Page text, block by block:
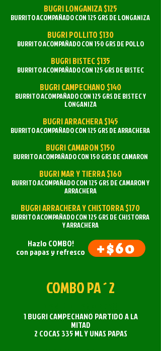
BUGRI LONGANIZA $125
BURRITO ACOMPAÑADO CON 125 GRS DE LONGANIZA
BUGRI POLLITO $130
BURRITO ACOMPAÑADO CON 150 GRS DE POLLO
BUGRI BISTEC $135
BURRITO ACOMPAÑADO CON 125 GRS DE BISTEC
BUGRI CAMPECHANO $140
BURRITO ACOMPAÑADO CON 125 GRS DE BISTEC Y
LONGANIZA
BUGRI ARRACHERA $145
BURRITO ACOMPAÑADO CON 125 GRS DE ARRACHERA
BUGRI CAMARON $150
BURRITO ACOMPAÑADO CON 150 GRS DE CAMARON
BUGRI MAR Y TIERRA $160
BURRITO ACOMPAÑADO CON 125 GRS DE CAMARON Y
ARRACHERA
BUGRI ARRACHERA Y CHISTORRA $170
BURRITO ACOMPAÑADO CON 125 GRS DE CHISTORRA
Y ARRACHERA
Hazlo COMBO!
con papas y refresco +$60
COMBO PA´2
1 BUGRI CAMPECHANO PARTIDO A LA
MITAD
2 COCAS 335 ML Y UNAS PAPAS